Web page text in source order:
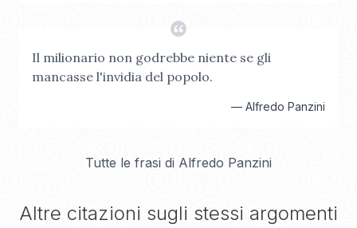
Il milionario non godrebbe niente se gli
mancasse l'invidia del popolo.
— Alfredo Panzini
Tutte le frasi di Alfredo Panzini
Altre citazioni sugli stessi argomenti